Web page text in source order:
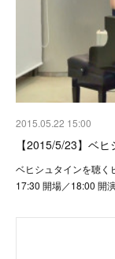
2015.05.22 15:00
【2015/5/23】ベ
ベヒシュタインを聴
17:30 開場／18:00 開